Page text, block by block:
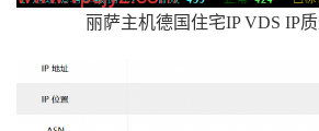
丽萨主机德国住宅IP VDS IP